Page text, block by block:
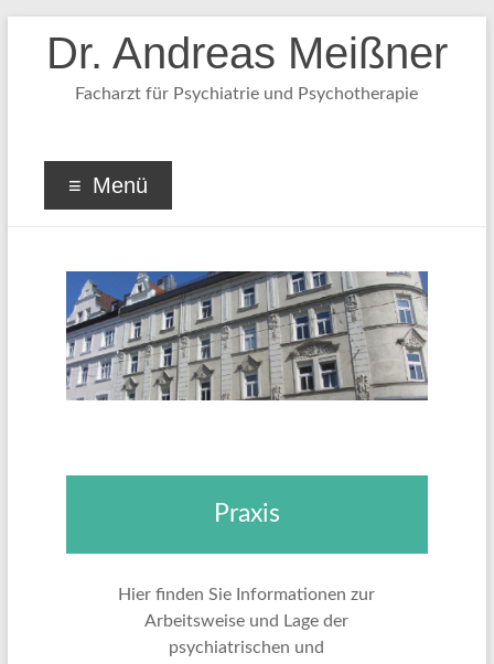
Dr. Andreas Meißner
Facharzt für Psychiatrie und Psychotherapie
Menü
Praxis
Hier finden Sie Informationen zur
Arbeitsweise und Lage der
psychiatrischen und